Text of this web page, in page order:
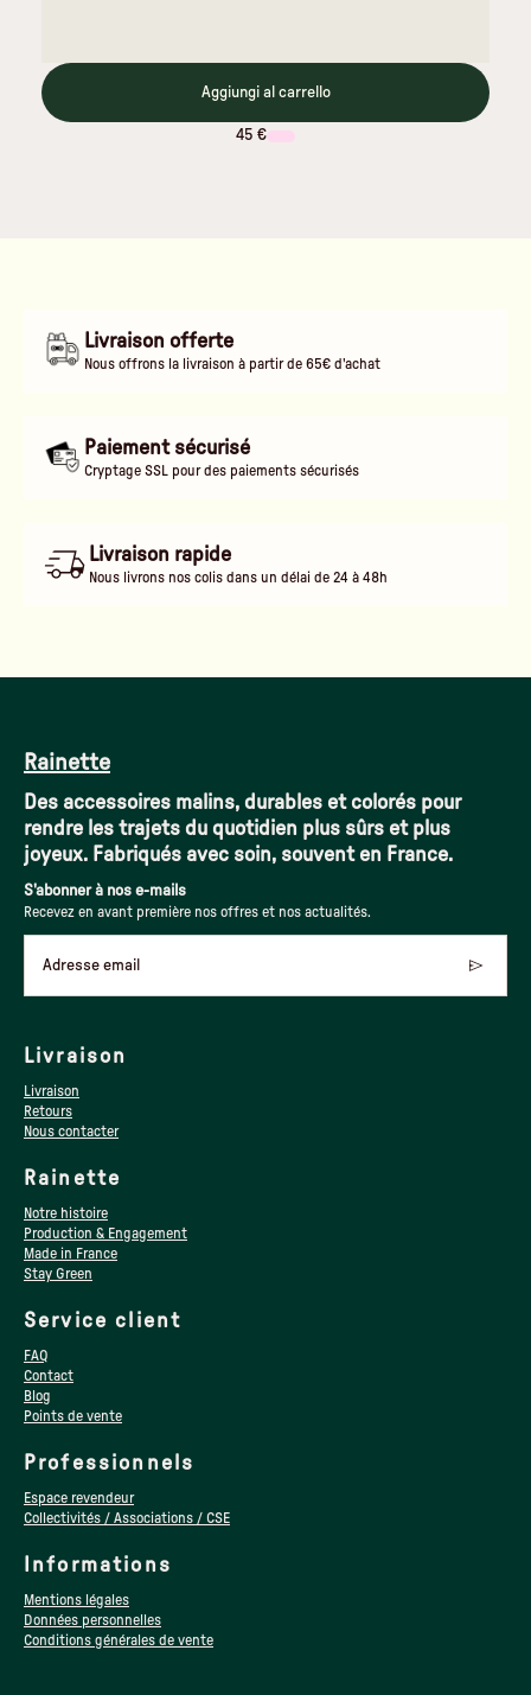
Aggiungi al carrello
45 €
Livraison offerte
Nous offrons la livraison à partir de 65€ d'achat
Paiement sécurisé
Cryptage SSL pour des paiements sécurisés
Livraison rapide
Nous livrons nos colis dans un délai de 24 à 48h
Rainette
Des accessoires malins, durables et colorés pour
rendre les trajets du quotidien plus sûrs et plus
joyeux. Fabriqués avec soin, souvent en France.
S'abonner à nos e-mails
Recevez en avant première nos offres et nos actualités.
Adresse email
Livraison
Livraison
Retours
Nous contacter
Rainette
Notre histoire
Production & Engagement
Made in France
Stay Green
Service client
FAQ
Contact
Blog
Points de vente
Professionnels
Espace revendeur
Collectivités / Associations / CSE
Informations
Mentions légales
Données personnelles
Conditions générales de vente